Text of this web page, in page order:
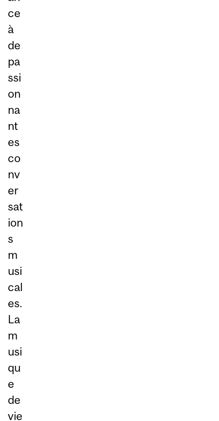
ce
à
de
pa
ssi
on
na
nt
es
co
nv
er
sat
ion
s
m
usi
cal
es.
La
m
usi
qu
e
de
vie